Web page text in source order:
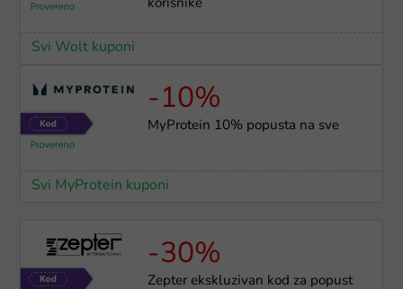
korisnike
Svi Wolt kuponi
-10%
MyProtein 10% popusta na sve
Svi MyProtein kuponi
-30%
Zepter ekskluzivan kod za popust